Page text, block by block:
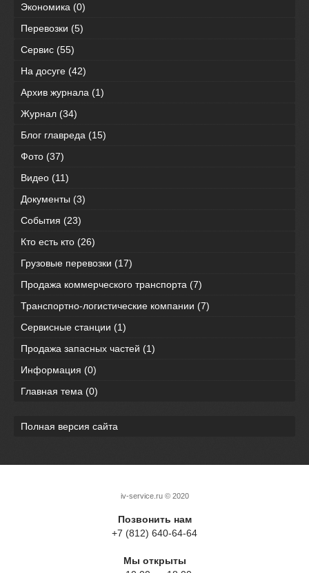
Экономика (0)
Перевозки (5)
Сервис (55)
На досуге (42)
Архив журнала (1)
Журнал (34)
Блог главреда (15)
Фото (37)
Видео (11)
Документы (3)
События (23)
Кто есть кто (26)
Грузовые перевозки (17)
Продажа коммерческого транспорта (7)
Транспортно-логистические компании (7)
Сервисные станции (1)
Продажа запасных частей (1)
Информация (0)
Главная тема (0)
Полная версия сайта
iv-service.ru© 2020
Позвонить нам
+7 (812) 640-64-64
Мы открыты